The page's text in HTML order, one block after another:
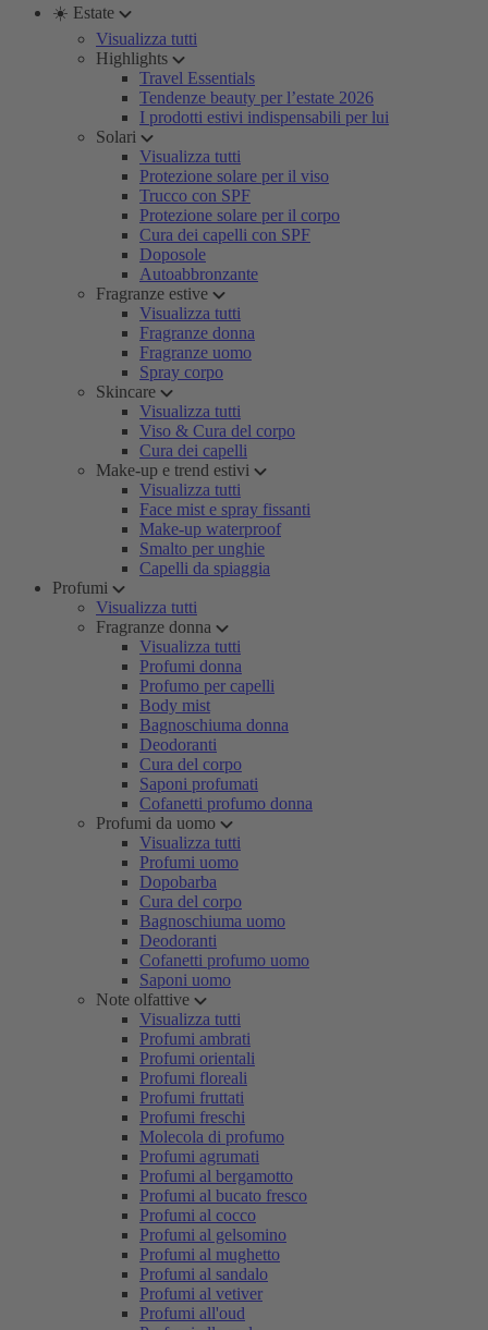
☀️ Estate
Visualizza tutti
Highlights
Travel Essentials
Tendenze beauty per l’estate 2026
I prodotti estivi indispensabili per lui
Solari
Visualizza tutti
Protezione solare per il viso
Trucco con SPF
Protezione solare per il corpo
Cura dei capelli con SPF
Doposole
Autoabbronzante
Fragranze estive
Visualizza tutti
Fragranze donna
Fragranze uomo
Spray corpo
Skincare
Visualizza tutti
Viso & Cura del corpo
Cura dei capelli
Make-up e trend estivi
Visualizza tutti
Face mist e spray fissanti
Make-up waterproof
Smalto per unghie
Capelli da spiaggia
Profumi
Visualizza tutti
Fragranze donna
Visualizza tutti
Profumi donna
Profumo per capelli
Body mist
Bagnoschiuma donna
Deodoranti
Cura del corpo
Saponi profumati
Cofanetti profumo donna
Profumi da uomo
Visualizza tutti
Profumi uomo
Dopobarba
Cura del corpo
Bagnoschiuma uomo
Deodoranti
Cofanetti profumo uomo
Saponi uomo
Note olfattive
Visualizza tutti
Profumi ambrati
Profumi orientali
Profumi floreali
Profumi fruttati
Profumi freschi
Molecola di profumo
Profumi agrumati
Profumi al bergamotto
Profumi al bucato fresco
Profumi al cocco
Profumi al gelsomino
Profumi al mughetto
Profumi al sandalo
Profumi al vetiver
Profumi all'oud